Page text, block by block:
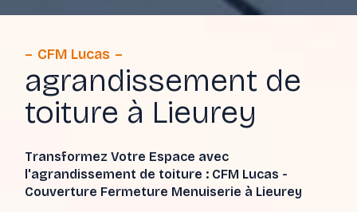
CFM Lucas
agrandissement de
toiture à Lieurey
Transformez Votre Espace avec
l'agrandissement de toiture : CFM Lucas -
Couverture Fermeture Menuiserie à Lieurey